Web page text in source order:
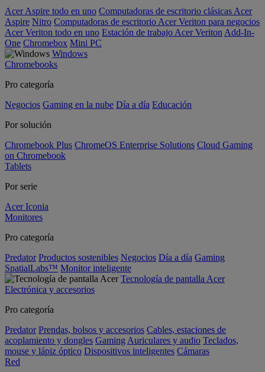
Acer Aspire todo en uno Computadoras de escritorio clásicas Acer
Aspire Nitro Computadoras de escritorio Acer Veriton para negocios
Acer Veriton todo en uno Estación de trabajo Acer Veriton Add-In-
One Chromebox Mini PC
Windows
Chromebooks
Pro categoría
Negocios Gaming en la nube Día a día Educación
Por solución
Chromebook Plus ChromeOS Enterprise Solutions Cloud Gaming
on Chromebook
Tablets
Por serie
Acer Iconia
Monitores
Pro categoría
Predator Productos sostenibles Negocios Día a día Gaming
SpatialLabs™ Monitor inteligente
Tecnología de pantalla Acer
Electrónica y accesorios
Pro categoría
Predator Prendas, bolsos y accesorios Cables, estaciones de
acoplamiento y dongles Gaming Auriculares y audio Teclados,
mouse y lápiz óptico Dispositivos inteligentes Cámaras
Red